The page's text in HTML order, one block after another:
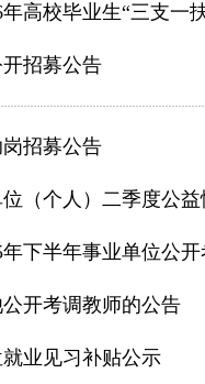
高校毕业生“三支一
招募公告
招募公告
（个人）二季度公
下半年事业单位公
开考调教师的公告
业见习补贴公示